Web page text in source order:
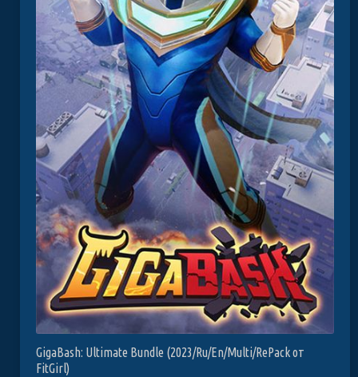
GigaBash: Ultimate Bundle (2023/Ru/En/Multi/RePack от
FitGirl)